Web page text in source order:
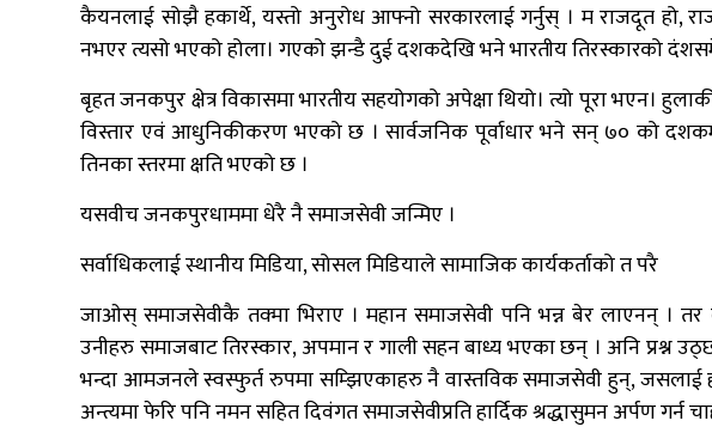
कैयनलाई सोझै हकार्थे, यस्तो अनुरोध आफ्नो सरकारलाई गर्नुस् । म राजदूत हो,
नभएर त्यसो भएको होला। गएको झन्डै दुई दशकदेखि भने भारतीय तिरस्कारको
बृहत जनकपुर क्षेत्र विकासमा भारतीय सहयोगको अपेक्षा थियो। त्यो पूरा भएन।
विस्तार एवं आधुनिकीकरण भएको छ । सार्वजनिक पूर्वाधार भने सन् ७० को
तिनका स्तरमा क्षति भएको छ ।
यसवीच जनकपुरधाममा धेरै नै समाजसेवी जन्मिए ।
सर्वाधिकलाई स्थानीय मिडिया, सोसल मिडियाले सामाजिक कार्यकर्ताको त परै
जाओस् समाजसेवीकै तक्मा भिराए । महान समाजसेवी पनि भन्न बेर लाएनन् ।
उनीहरु समाजबाट तिरस्कार, अपमान र गाली सहन बाध्य भएका छन् । अनि प्रश्न
भन्दा आमजनले स्वस्फुर्त रुपमा सम्झिएकाहरु नै वास्तविक समाजसेवी हुन्, जसलाई
अन्त्यमा फेरि पनि नमन सहित दिवंगत समाजसेवीप्रति हार्दिक श्रद्धासुमन अर्पण गर्न